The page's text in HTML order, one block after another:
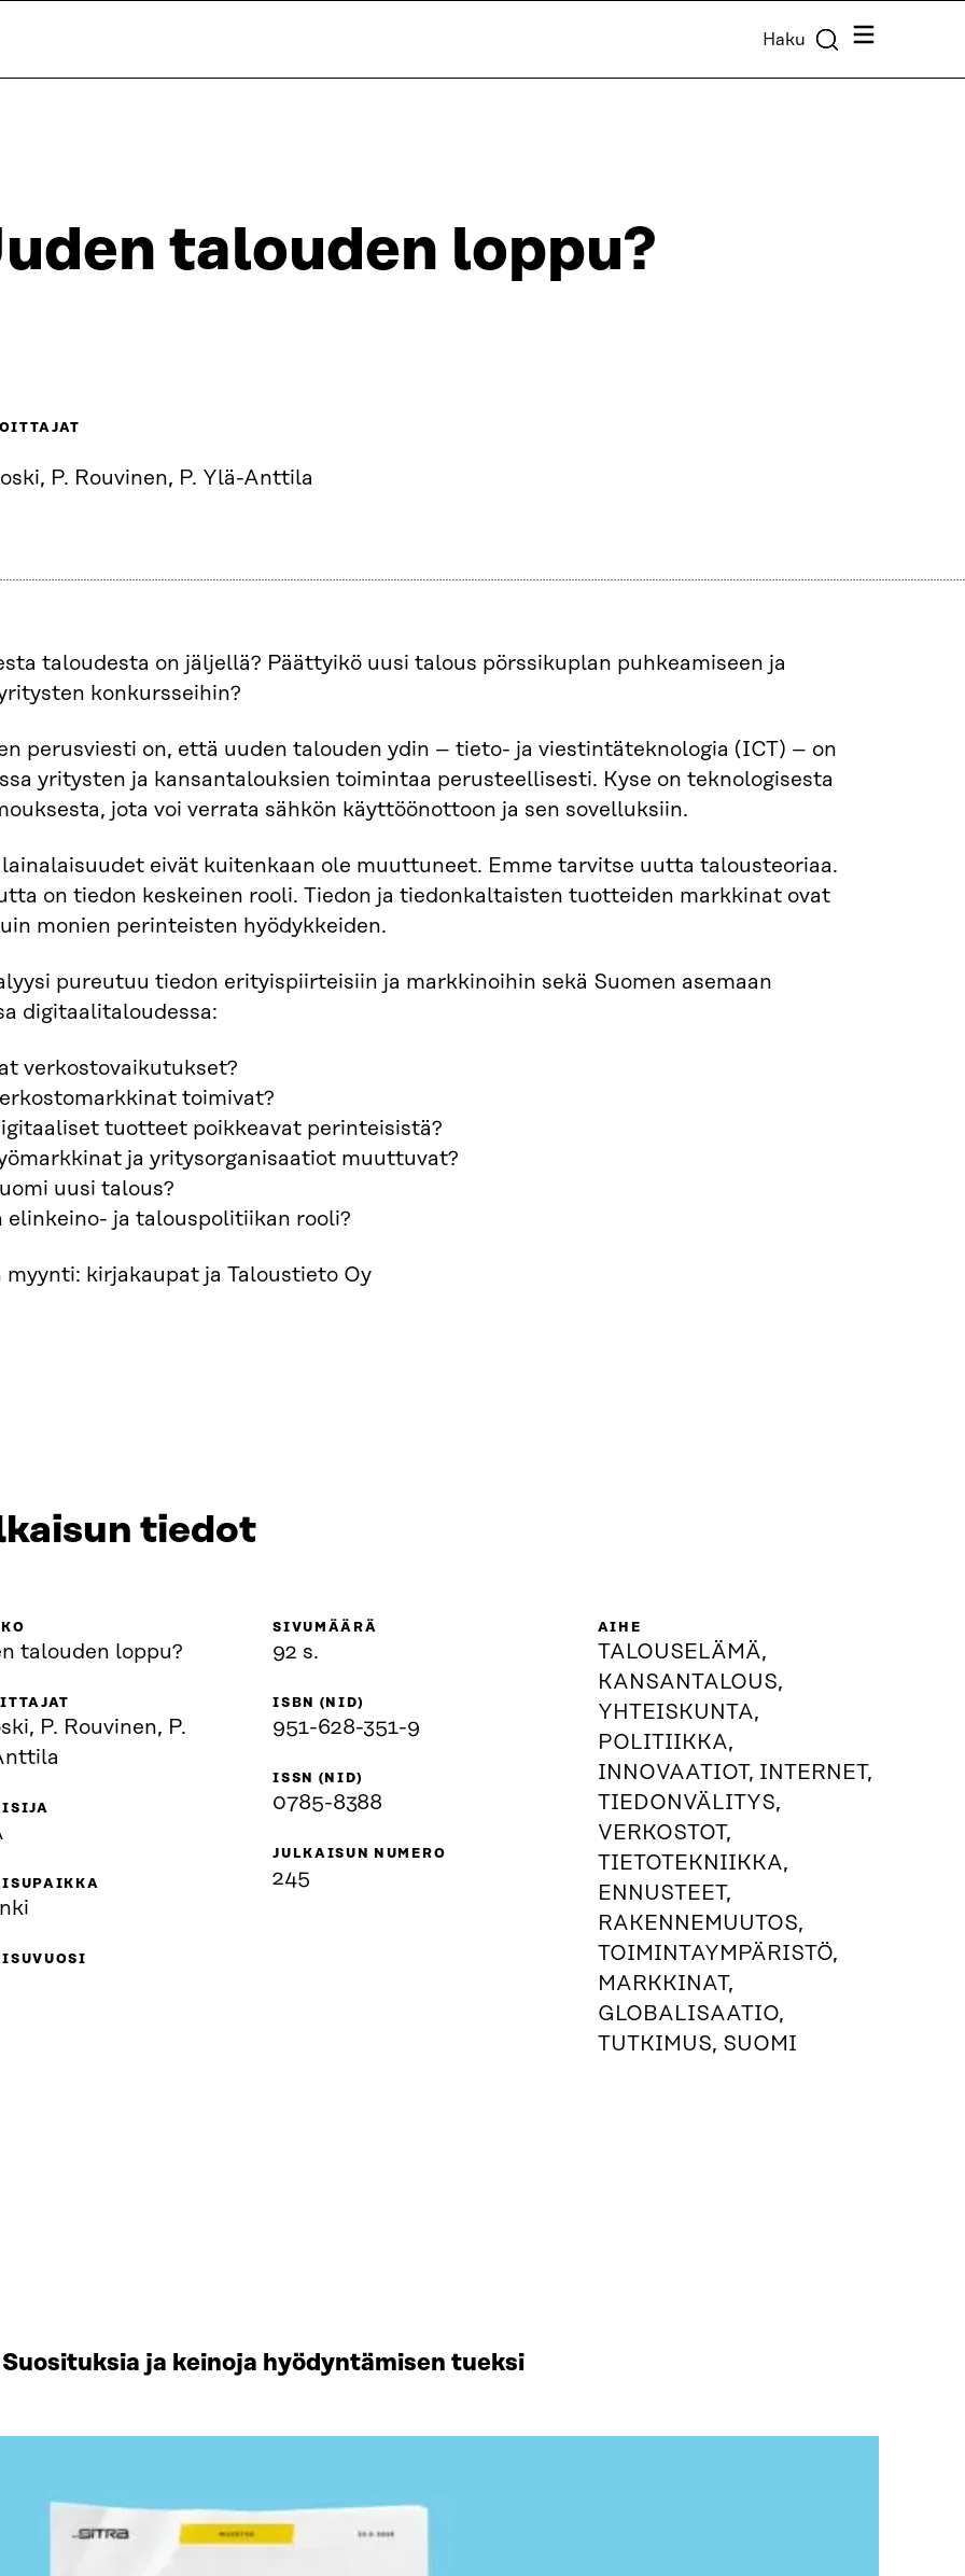
Haku Valikko
talouden loppu?
P. Rouvinen, P. Ylä-Anttila
taloudesta on jäljellä? Päättyikö uusi talous pörssikuplan puhkeamiseen ja
konkursseihin?
perusviesti on, että uuden talouden ydin – tieto- ja viestintäteknologia (ICT) – on
yritysten ja kansantalouksien toimintaa perusteellisesti. Kyse on teknologisesta
jota voi verrata sähkön käyttöönottoon ja sen sovelluksiin.
lainalaisuudet eivät kuitenkaan ole muuttuneet. Emme tarvitse uutta talousteoriaa.
on tiedon keskeinen rooli. Tiedon ja tiedonkaltaisten tuotteiden markkinat ovat
monien perinteisten hyödykkeiden.
pureutuu tiedon erityispiirteisiin ja markkinoihin sekä Suomen asemaan
digitaalitaloudessa:
verkostovaikutukset?
toimivat?
tuotteet poikkeavat perinteisistä?
ja yritysorganisaatiot muuttuvat?
uusi talous?
elinkeino- ja talouspolitiikan rooli?
myynti: kirjakaupat ja Taloustieto Oy
tiedot
talouden loppu?
P. Rouvinen, P.
SIVUMÄÄRÄ
92 s.
ISBN (NID)
951-628-351-9
ISSN (NID)
0785-8388
JULKAISUN NUMERO
245
AIHE
TALOUSELÄMÄ,
KANSANTALOUS,
YHTEISKUNTA,
POLITIIKKA,
INNOVAATIOT, INTERNET,
TIEDONVÄLITYS,
VERKOSTOT,
TIETOTEKNIIKKA,
ENNUSTEET,
RAKENNEMUUTOS,
TOIMINTAYMPÄRISTÖ,
MARKKINAT,
GLOBALISAATIO,
TUTKIMUS, SUOMI
ja keinoja hyödyntämisen tueksi